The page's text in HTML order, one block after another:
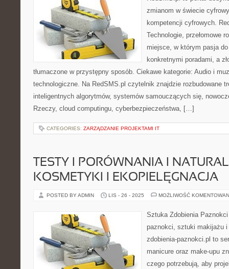
zmianom w świecie
kompetencji cyfrowych.
Technologie, przełomowe
miejsce, w którym pasja
konkretnymi poradami, a
tłumaczone w przystępny sposób. Ciekawe kategorie: Audio i
technologiczne. Na RedSMS.pl czytelnik znajdzie rozbudowane
inteligentnych algorytmów, systemów samouczących się,
Rzeczy, cloud computingu, cyberbezpieczeństwa, […]
CATEGORIES: ZARZĄDZANIE PROJEKTAMI IT
TESTY I PORÓWNANIA I
KOSMETYKI I EKOPIELĘGNACJA
POSTED BY ADMIN LIS - 26 - 2025 MOŻLIWOŚĆ
Sztuka Zdobienia
paznokci, sztuki makijażu
zdobienia-paznokci.pl to
manicure oraz make-upu
czego potrzebują, aby